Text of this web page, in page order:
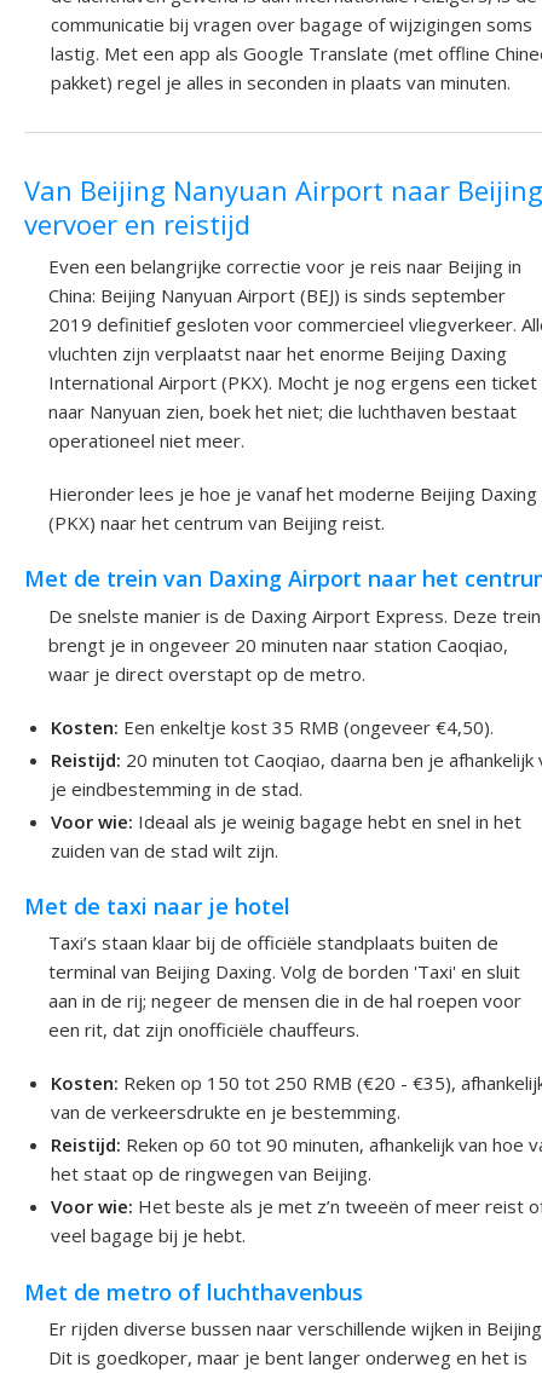
communicatie bij vragen over bagage of wijzigingen soms
lastig. Met een app als Google Translate (met offline
pakket) regel je alles in seconden in plaats van minuten.
Van Beijing Nanyuan Airport naar
vervoer en reistijd
Even een belangrijke correctie voor je reis naar Beijing in
China: Beijing Nanyuan Airport (BEJ) is sinds september
2019 definitief gesloten voor commercieel vliegverkeer.
vluchten zijn verplaatst naar het enorme Beijing Daxing
International Airport (PKX). Mocht je nog ergens een ticket
naar Nanyuan zien, boek het niet; die luchthaven bestaat
operationeel niet meer.
Hieronder lees je hoe je vanaf het moderne Beijing Daxing
(PKX) naar het centrum van Beijing reist.
Met de trein van Daxing Airport naar het
De snelste manier is de Daxing Airport Express. Deze trein
brengt je in ongeveer 20 minuten naar station Caoqiao,
waar je direct overstapt op de metro.
Kosten: Een enkeltje kost 35 RMB (ongeveer €4,50).
Reistijd: 20 minuten tot Caoqiao, daarna ben je afhankelijk
je eindbestemming in de stad.
Voor wie: Ideaal als je weinig bagage hebt en snel in het
zuiden van de stad wilt zijn.
Met de taxi naar je hotel
Taxi’s staan klaar bij de officiële standplaats buiten de
terminal van Beijing Daxing. Volg de borden 'Taxi' en sluit
aan in de rij; negeer de mensen die in de hal roepen voor
een rit, dat zijn onofficiële chauffeurs.
Kosten: Reken op 150 tot 250 RMB (€20 - €35),
van de verkeersdrukte en je bestemming.
Reistijd: Reken op 60 tot 90 minuten, afhankelijk van hoe
het staat op de ringwegen van Beijing.
Voor wie: Het beste als je met z’n tweeën of meer reist
veel bagage bij je hebt.
Met de metro of luchthavenbus
Er rijden diverse bussen naar verschillende wijken in
Dit is goedkoper, maar je bent langer onderweg en het is